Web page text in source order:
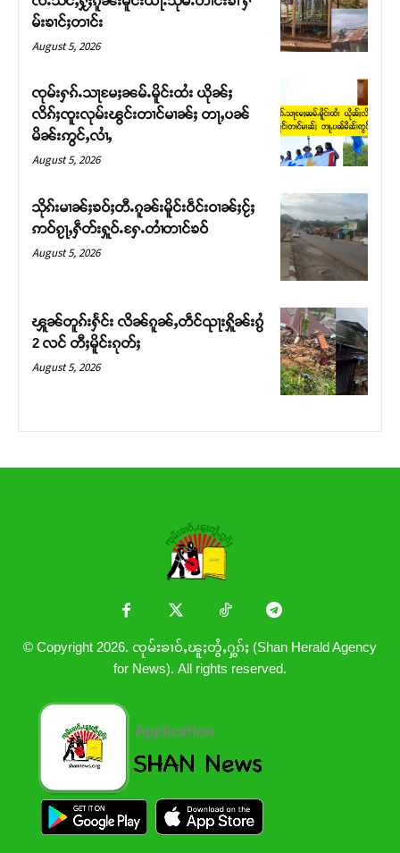
မ်းၶၢင်ႈတၢင်း
August 5, 2026
ၸုမ်းႁၵ်ႉသႃမႄႈၼမ်ႉမိူင်းထႆး ယိုၼ်ႈ
လိၵ်ႈၸူးလုမ်းၽွင်းတၢင်မၢၼ်ႈ တႃႇပၼ်
မိၼ်းဢွင်ႇလၢႆႇ
August 5, 2026
သိုၵ်းမၢၼ်ႈၶဝ်ႈတီႉၵူၼ်းမိူင်းဝဵင်းဝၢၼ်ႈငႂ်ႈ
ဢဝ်ၵႂႃႇႁဵတ်းႁူဝ်ႉႁႄႉတၢႆတၢင်ၶဝ်
August 5, 2026
ၾူၼ်တူၵ်းႁႅင်း လိၼ်ၵူၼ်ႇတဵင်ၺႃးႁိူၼ်းၵွႆ
2 လင် တီႈမိူင်းၵုတ်ႈ
August 5, 2026
© Copyright 2026. ၸုမ်းၶၢဝ်ႇၽူႈတွႆႇႁွၵ်ႈ (Shan Herald Agency
for News). All rights reserved.